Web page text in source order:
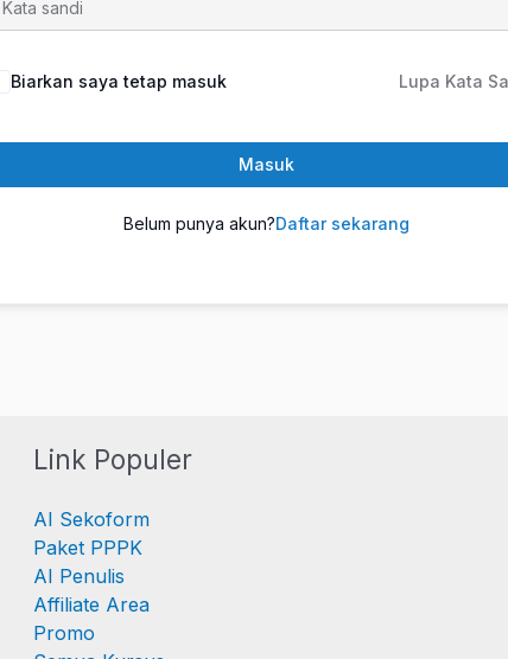
Biarkan saya tetap masuk Lupa Kata
Masuk
Belum punya akun?Daftar sekarang
Link Populer
AI Sekoform
Paket PPPK
AI Penulis
Affiliate Area
Promo